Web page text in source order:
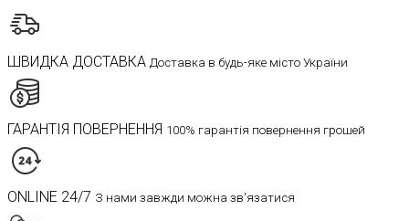
ШВИДКА ДОСТАВКА Доставка в будь-яке місто України
ГАРАНТІЯ ПОВЕРНЕННЯ 100% гарантія повернення грошей
ONLINE 24/7 З нами завжди можна зв'язатися